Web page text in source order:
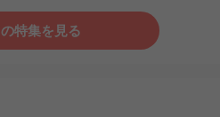
特集を見る